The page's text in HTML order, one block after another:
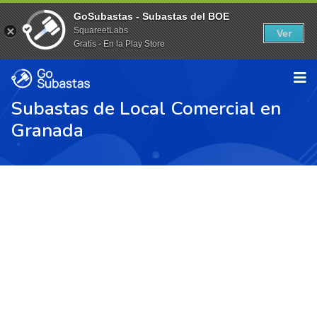
Subastas de Local Comercial en
Granada
GoSubastas - Subastas del BOE
SquareetLabs
Gratis - En la Play Store
Ver